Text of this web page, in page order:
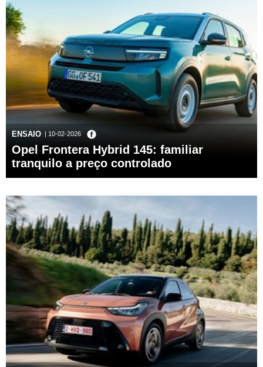
ENSAIO | 10-02-2026
Opel Frontera Hybrid 145: familiar
tranquilo a preço controlado